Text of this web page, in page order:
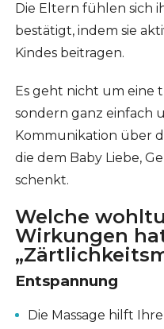
Die Eltern fühlen sich
bestätigt, indem sie
Kindes beitragen.
Es geht nicht um eine
sondern ganz einfach
Kommunikation über
die dem Baby Liebe,
schenkt.
Welche
Wirkungen
Entspannung
Die Massage hilft